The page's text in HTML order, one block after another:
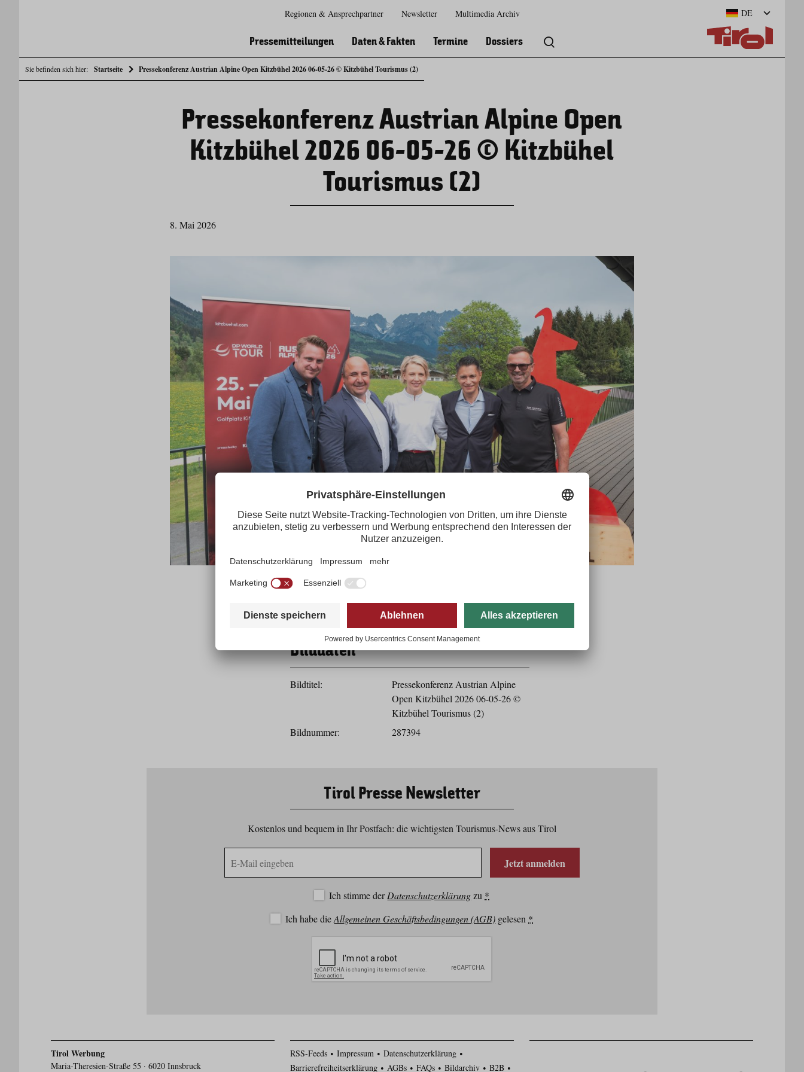
Sie befinden sich hier: Startseite Pressekonferenz Austrian Alpine Open Kitzbühel 2026 06-05-26 © Kitzbühel Tourismus (2)
Zur
Zur
Zum
Zum
DE
Pressemitteilungen Daten & Fakten Termine Dossiers
Regionen & Ansprechpartner Newsletter Multimedia Archiv
Pressekonferenz Austrian Alpine Open
Kitzbühel 2026 06-05-26 © Kitzbühel
Tourismus (2)
8. Mai 2026
Herunterladen
Bilddaten
Bildtitel:
Pressekonferenz Austrian Alpine
Open Kitzbühel 2026 06-05-26 ©
Kitzbühel Tourismus (2)
Bildnummer:
287394
Tirol Presse Newsletter
Kostenlos und bequem in Ihr Postfach: die wichtigsten Tourismus-News aus Tirol
Mail
Jetzt anmelden
Ich stimme derDatenschutzerklärungzu *
Ich habe dieAllgemeinen Geschäftsbedingungen (AGB) gelesen *
Tirol Werbung
Maria-Theresien-Straße 55 · 6020 Innsbruck
RSS-Feeds Impressum
Datenschutzerklärung
Barrierefreiheitserklärung
AGBs FAQs Bildarchiv B2B